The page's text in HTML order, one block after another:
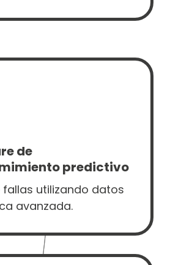
de
predictivo
fallas utilizando datos
avanzada.